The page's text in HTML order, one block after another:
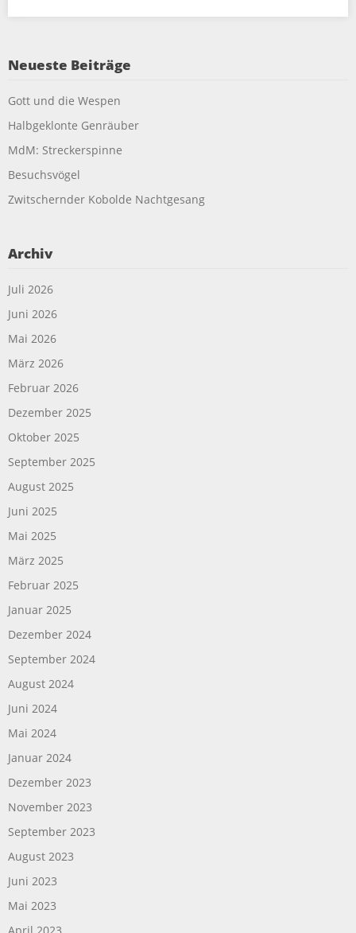
Neueste Beiträge
Gott und die Wespen
Halbgeklonte Genräuber
MdM: Streckerspinne
Besuchsvögel
Zwitschernder Kobolde Nachtgesang
Archiv
Juli 2026
Juni 2026
Mai 2026
März 2026
Februar 2026
Dezember 2025
Oktober 2025
September 2025
August 2025
Juni 2025
Mai 2025
März 2025
Februar 2025
Januar 2025
Dezember 2024
September 2024
August 2024
Juni 2024
Mai 2024
Januar 2024
Dezember 2023
November 2023
September 2023
August 2023
Juni 2023
Mai 2023
April 2023